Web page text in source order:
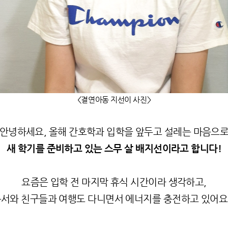
<결연아동 지선이 사진>
녕하세요, 올해 간호학과 입학을 앞두고 설레는 마음으
새 학기를 준비하고 있는 스무 살 배지선이라고 합니다!
요즘은 입학 전 마지막 휴식 시간이라 생각하고,
와 친구들과 여행도 다니면서 에너지를 충전하고 있어